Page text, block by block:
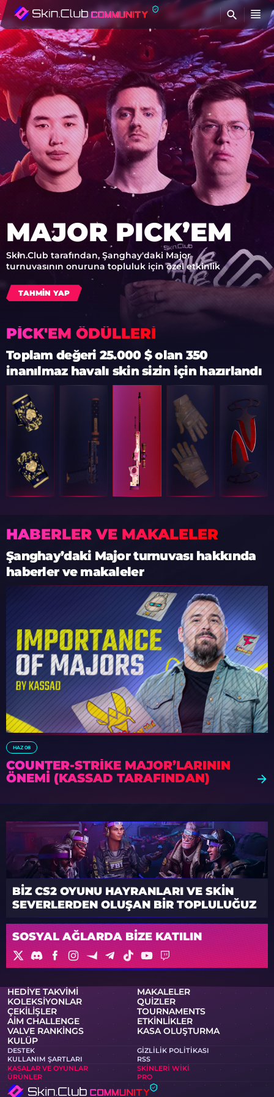
MAJOR PICK’EM
Skin.Club tarafından, Şanghay'daki Major
turnuvasının onuruna topluluk için özel etkinlik
TAHMIN YAP
PICK'EM ÖDÜLLERI
Toplam değeri 25.000 $ olan 350
inanılmaz havalı skin sizin için hazırlandı
HABERLER VE MAKALELER
Şanghay’daki Major turnuvası hakkında
haberler ve makaleler
HAZ 08
COUNTER-STRIKE MAJOR’LARININ
ÖNEMI (KASSAD TARAFINDAN)
BIZ CS2 OYUNU HAYRANLARI VE SKIN
SEVERLERDEN OLUŞAN BIR TOPLULUĞUZ
SOSYAL AĞLARDA BIZE KATILIN
HEDIYE TAKVIMI
MAKALELER
KOLEKSIYONLAR
QUIZLER
ÇEKILIŞLER
TOURNAMENTS
AIM CHALLENGE
ETKINLIKLER
VALVE RANKINGS
KASA OLUŞTURMA
KULÜP
DESTEK
GIZLILIK POLITIKASI
KULLANIM ŞARTLARI
RSS
KASALAR VE OYUNLAR
SKINLERI WIKI
ÜRÜNLER
PRO